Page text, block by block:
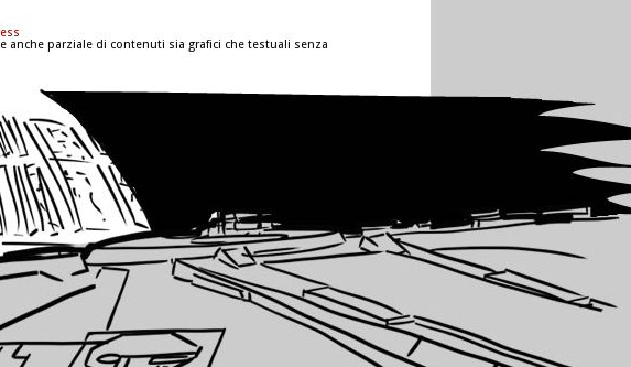
parziale di contenuti sia grafici che testuali senza